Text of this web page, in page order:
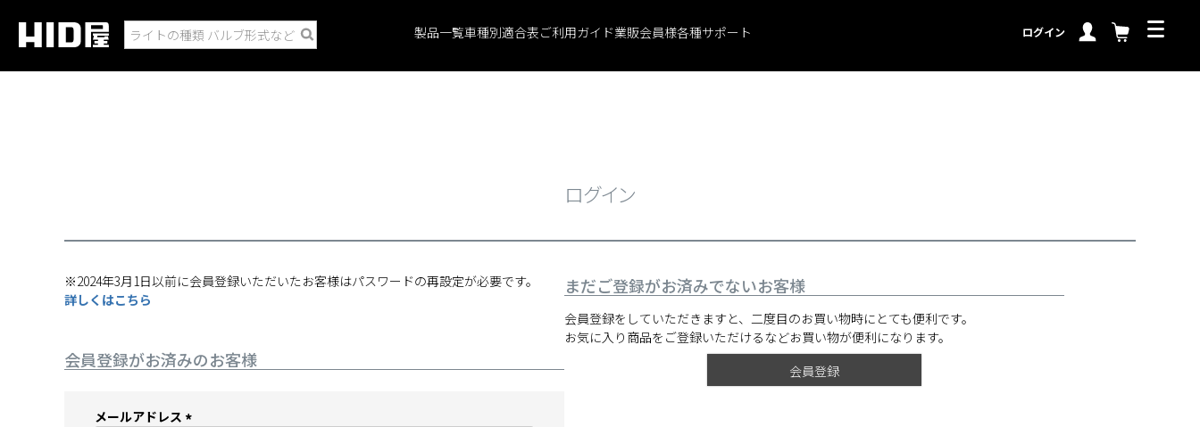
製品一覧車種別適合表ご利用ガイド業販会員様各種サポート ログイン
ログイン
※2024年3月1日以前に会員登録いただいたお客様はパスワードの再設定が必要です。
詳しくはこちら
会員登録がお済みのお客様
メールアドレス
まだご登録がお済みでないお客様
会員登録をしていただきますと、二度目のお買い物時にとても便利です。
お気に入り商品をご登録いただけるなどお買い物が便利になります。
会員登録